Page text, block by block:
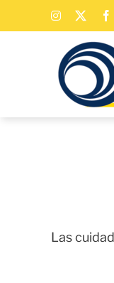
Instagram
Las